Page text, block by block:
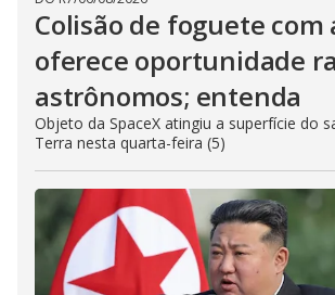
Colisão de foguete com
oferece oportunidade
astrônomos; entenda
Objeto da SpaceX atingiu a superfície do
Terra nesta quarta-feira (5)